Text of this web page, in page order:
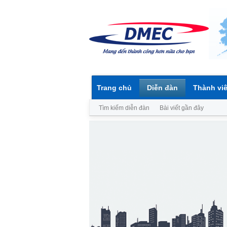
Trang chủ Diễn đàn
Tìm kiếm diễn đàn Bài viết gần đây
Thành